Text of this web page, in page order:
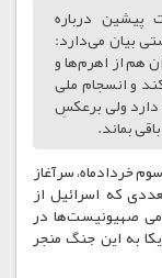
پیشین درباره
بیان می‌دارد:
هم از اهرم‌ها و
و انسجام ملی
ولی برعکسِ
بماند.
خردادماه، سرآغاز
متعددی که اسرائیل از
صهیونیست‌ها در
به این جنگ منجر